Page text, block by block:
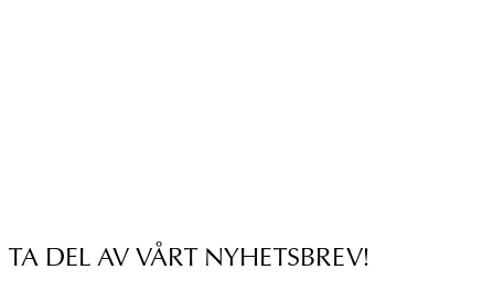
TA DEL AV VÅRT NYHETSBREV!